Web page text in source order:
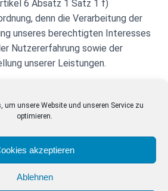
um unsere Website und unseren Service zu
optimieren.
akzeptieren
Ablehnen
6 Absatz 1 Satz 1 f)
denn die Verarbeitung der
unseres berechtigten Interesses
Nutzererfahrung sowie der
unserer Leistungen.
Datenschutzerklärung